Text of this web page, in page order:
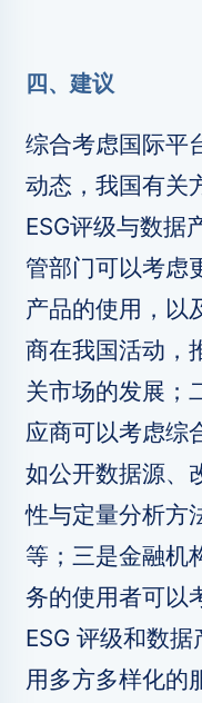
四、建议
综合考虑国际平
动态，我国有关
ESG评级与数据
管部门可以考虑
产品的使用，以
商在我国活动，
关市场的发展；
应商可以考虑综
如公开数据源、
性与定量分析方
等；三是金融机
务的使用者可以
ESG 评级和数
用多方多样化的